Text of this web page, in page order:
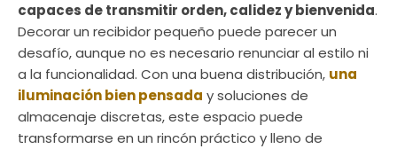
capaces de transmitir orden, calidez y bienvenida.
Decorar un recibidor pequeño puede parecer un
desafío, aunque no es necesario renunciar al estilo ni
a la funcionalidad. Con una buena distribución, una
iluminación bien pensada y soluciones de
almacenaje discretas, este espacio puede
transformarse en un rincón práctico y lleno de